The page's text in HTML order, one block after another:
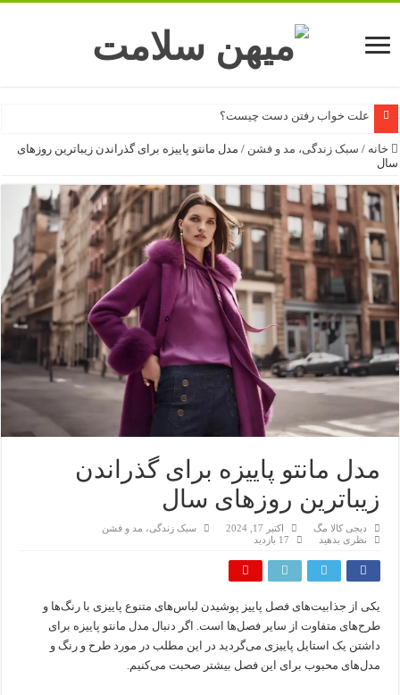
وابستگی به خاله و عمه، همیشه نشانه مشکل خانوادگی نیست
خانه / سبک زندگی، مد و فشن / مدل مانتو پاییزه برای گذراندن زیباترین روزهای
سال
مدل مانتو پاییزه برای گذراندن
زیباترین روزهای سال
دیجی کالا مگ اکتبر 17, 2024
سبک زندگی، مد و فشن
نظری بدهید
17 بازدید
یکی از جذابیت‌های فصل پاییز پوشیدن لباس‌های متنوع پاییزی با رنگ‌ها و
طرح‌های متفاوت از سایر فصل‌ها است. اگر دنبال مدل مانتو پاییزه برای
داشتن یک استایل پاییزی می‌گردید در این مطلب در مورد طرح و رنگ و
مدل‌های محبوب برای این فصل بیشتر صحبت می‌کنیم.